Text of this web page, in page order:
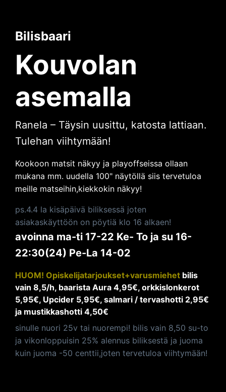
Bilisbaari
Kouvolan
asemalla
Ranela – Täysin uusittu, katosta lattiaan.
Tulehan viihtymään!
Kookoon matsit näkyy ja playoffseissa ollaan
mukana mm. uudella 100" näytöllä siis tervetuloa
meille matseihin,kiekkokin näkyy!
ps.4.4 la kisäpäivä biliksessä joten
asiakaskäyttöön on pöytiä klo 16 alkaen!
avoinna ma-ti 17-22 Ke- To ja su 16-
22:30(24) Pe-La 14-02
HUOM! Opiskelijatarjoukset+varusmiehet bilis
vain 8,5/h, baarista Aura 4,95€, orkkislonkerot
5,95€, Upcider 5,95€, salmari / tervashotti 2,95€
ja mustikkashotti 4,50€
sinulle nuori 25v tai nuorempi! bilis vain 8,50 su-to
ja vikonloppuisin 25% alennus biliksestä ja juoma
kuin juoma -50 centtii,joten tervetuloa viihtymään!